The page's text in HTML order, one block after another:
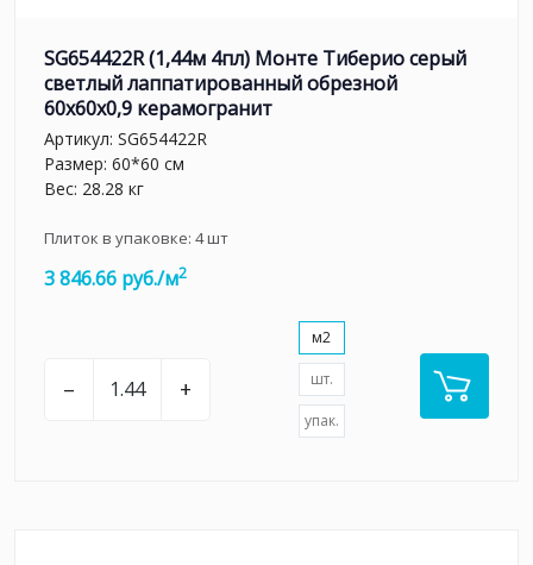
SG654422R (1,44м 4пл) Монте Тиберио серый
светлый лаппатированный обрезной
60x60x0,9 керамогранит
Артикул: SG654422R
Размер: 60*60 см
Вес: 28.28 кг
Плиток в упаковке: 4шт
3 846.66 руб./м2
– +
м2
шт.
упак.